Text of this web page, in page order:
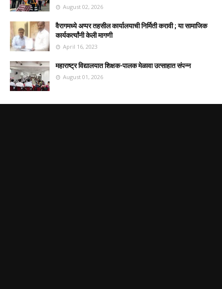
August 02, 2026
वैरागमध्ये अप्पर तहसील कार्यालयाची निर्मिती करावी ; या सामाजिक
कार्यकर्त्यांनी केली मागणी
April 16, 2023
महाराष्ट्र विद्यालयात शिक्षक-पालक मेळावा उत्साहात संपन्न
August 01, 2026